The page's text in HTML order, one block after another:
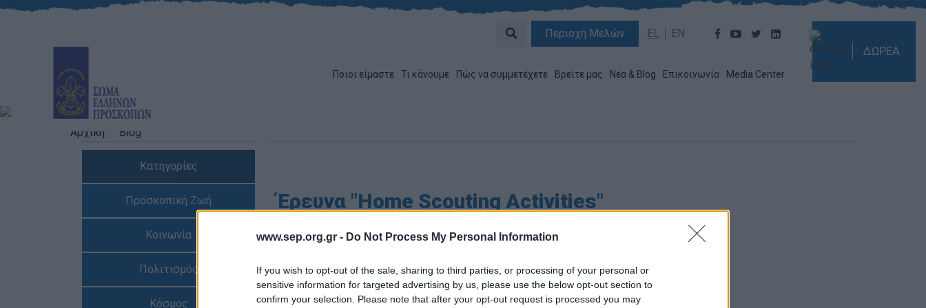
www.sep.org.gr - Do Not Process My Personal Information
If you wish to opt-out of the sale, sharing to third parties, or processing of your personal or
sensitive information for targeted advertising by us, please use the below opt-out section to
confirm your selection. Please note that after your opt-out request is processed you may
Περιοχή Μελών EL EN
Ποιοι είμαστε Τι κάνουμε Πώς να συμμετέχετε Βρείτε μας Νέα & Blog Επικοινωνία Media Center
ΔΩΡΕΑ
Αρχική Blog
Κατηγορίες
Προσκοπική Ζωή
Κοινωνία
Πολιτισμός
Κόσμος
Έρευνα "Home Scouting Activities"
Αρθρογραφος: Ομάδα Σύνταξης
Ημ/νια Έκδοσης:21/06/2020